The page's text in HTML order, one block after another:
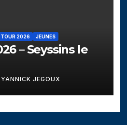
2026 JEUNES
– Seyssins le
YANNICK JEGOUX